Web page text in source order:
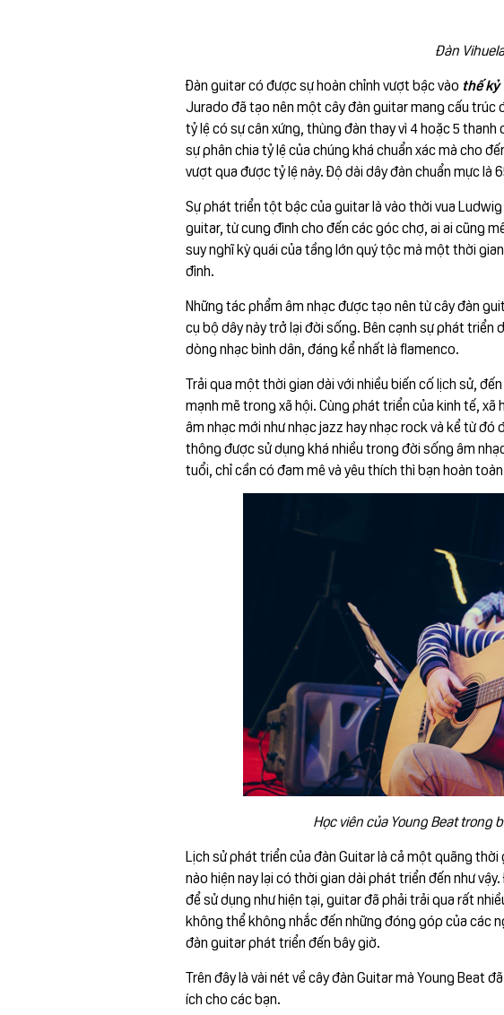
Đàn Vihuela
Đàn guitar có được sự hoàn chỉnh vượt bậc vào thế kỷ
Jurado đã tạo nên một cây đàn guitar mang cấu trúc
tỷ lệ có sự cân xứng, thùng đàn thay vì 4 hoặc 5
sự phân chia tỷ lệ của chúng khá chuẩn xác mà cho
vượt qua được tỷ lệ này. Độ dài dây đàn chuẩn mực là
Sự phát triển tột bậc của guitar là vào thời vua
guitar, từ cung đình cho đến các góc chợ, ai ai cũng
suy nghĩ kỳ quái của tầng lớn quý tộc mà một thời
đình.
Những tác phẩm âm nhạc được tạo nên từ cây đàn
cụ bộ dây này trở lại đời sống. Bên cạnh sự phát triển
dòng nhạc bình dân, đáng kể nhất là flamenco.
Trải qua một thời gian dài với nhiều biến cố lịch sử, đến
mạnh mẽ trong xã hội. Cùng phát triển của kinh tế, xã
âm nhạc mới như nhạc jazz hay nhạc rock và kể từ
thông được sử dụng khá nhiều trong đời sống âm
tuổi, chỉ cần có đam mê và yêu thích thì bạn hoàn
Học viên của Young Beat trong
Lịch sử phát triển của đàn Guitar là cả một quãng
nào hiện nay lại có thời gian dài phát triển đến như
để sử dụng như hiện tại, guitar đã phải trải qua rất
không thể không nhắc đến những đóng góp của các
đàn guitar phát triển đến bây giờ.
Trên đây là vài nét về cây đàn Guitar mà Young Beat
ích cho các bạn.